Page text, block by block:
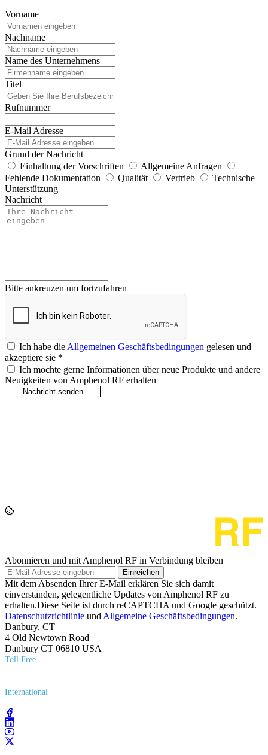
Vorname
Nachname
Name des Unternehmens
Titel
Rufnummer
E-Mail Adresse
Grund der Nachricht
Einhaltung der Vorschriften
Allgemeine Anfragen
Fehlende Dokumentation
Qualität Vertrieb
Technische
Unterstützung
Nachricht
Bitte ankreuzen um fortzufahren
Ich habe dieAllgemeinen Geschäftsbedingungen gelesen und
akzeptiere sie *
Ich möchte gerne Informationen über neue Produkte und andere
Neuigkeiten von Amphenol RF erhalten
Abonnieren und mit Amphenol RF in Verbindung bleiben
Einreichen
Mit dem Absenden Ihrer E-Mail erklären Sie sich damit
einverstanden, gelegentliche Updates von Amphenol RF zu
erhalten.Diese Seite ist durch reCAPTCHA und Google geschützt.
Datenschutzrichtlinie und Allgemeine Geschäftsbedingungen.
Danbury, CT
4 Old Newtown Road
Danbury CT 06810 USA
Toll Free
International